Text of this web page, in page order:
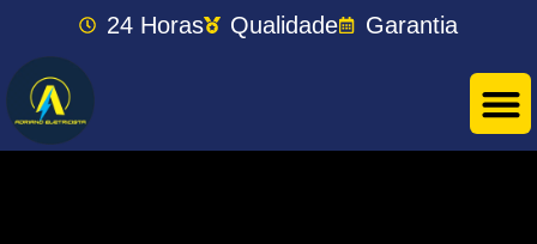
24 Horas Qualidade Garantia